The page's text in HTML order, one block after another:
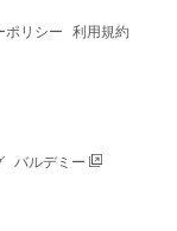
ポリシー 利用規約
バルデミー